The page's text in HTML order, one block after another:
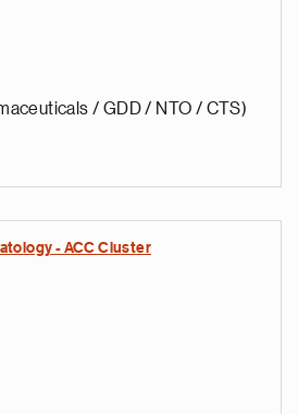
/ GDD / NTO / CTS)
- ACC Cluster